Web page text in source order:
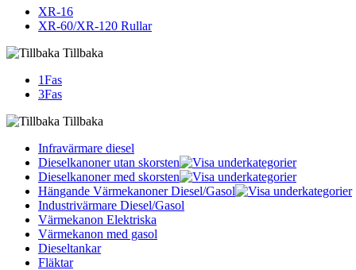
XR-16
XR-60/XR-120 Rullar
Tillbaka
1Fas
3Fas
Tillbaka
Infravärmare diesel
Dieselkanoner utan skorsten
Dieselkanoner med skorsten
Hängande Värmekanoner Diesel/Gasol
Industrivärmare Diesel/Gasol
Värmekanon Elektriska
Värmekanon med gasol
Dieseltankar
Fläktar